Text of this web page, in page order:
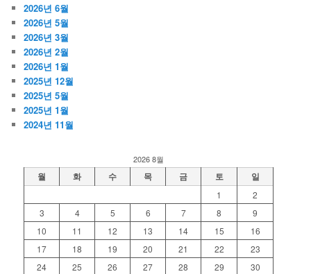
2026년 6월
2026년 5월
2026년 3월
2026년 2월
2026년 1월
2025년 12월
2025년 5월
2025년 1월
2024년 11월
2026 8월
월 화 수 목 금 토 일
1
2
3
4 5 6 7 8
9
10
11 12 13 14 15
16
17
18 19 20 21 22
23
24
25 26 27 28 29 30